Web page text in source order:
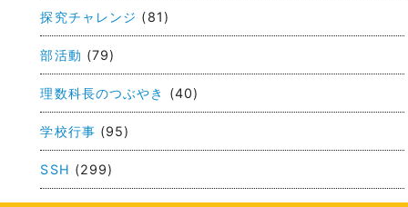
ン探究チャレンジ (81)
部活動 (79)
理数科長のつぶやき (40)
学校行事 (95)
SSH (299)